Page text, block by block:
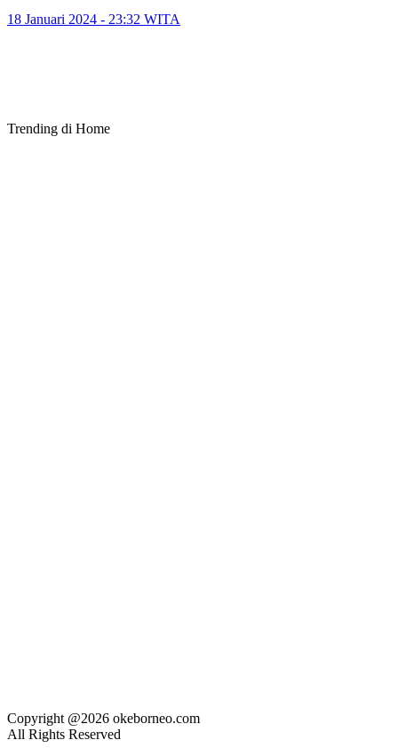
18 Januari 2024 - 23:32 WITA
Trending di Home
Copyright @2026 okeborneo.com
All Rights Reserved